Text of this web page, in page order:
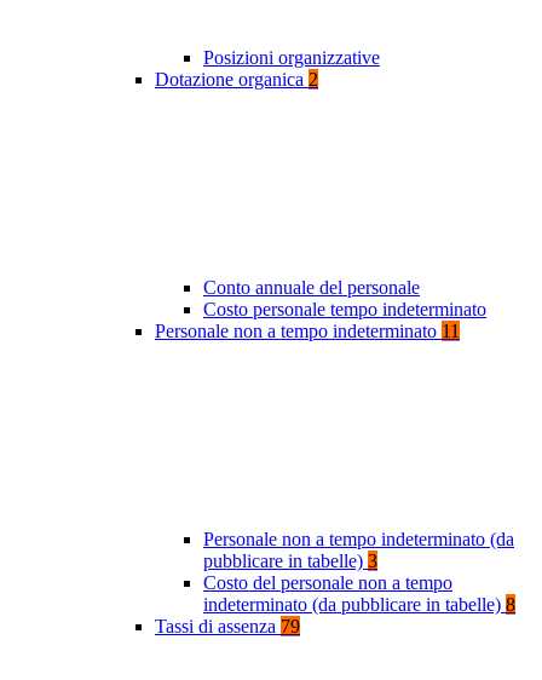
Posizioni organizzative
Dotazione organica 2
Conto annuale del personale
Costo personale tempo indeterminato
Personale non a tempo indeterminato 11
Personale non a tempo indeterminato (da
pubblicare in tabelle) 3
Costo del personale non a tempo
indeterminato (da pubblicare in tabelle) 8
Tassi di assenza 79